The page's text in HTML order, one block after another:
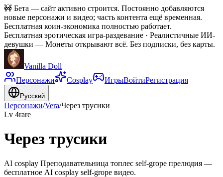
🚧 Бета — сайт активно строится. Постоянно добавляются
новые персонажи и видео; часть контента ещё временная.
Бесплатная коин-экономика полностью работает.
Бесплатная эротическая игра-раздевание · Реалистичные ИИ-
девушки — Монеты открывают всё. Без подписки, без карты.
Vanilla Doll
Персонажи
Cosplay ИгрыВойтиРегистрация
Русский
Персонажи/Vera/Через трусики
Lv 4rare
Через трусики
AI cosplay Преподавательница топлес self-grope прелюдия —
бесплатное AI cosplay self-grope видео.